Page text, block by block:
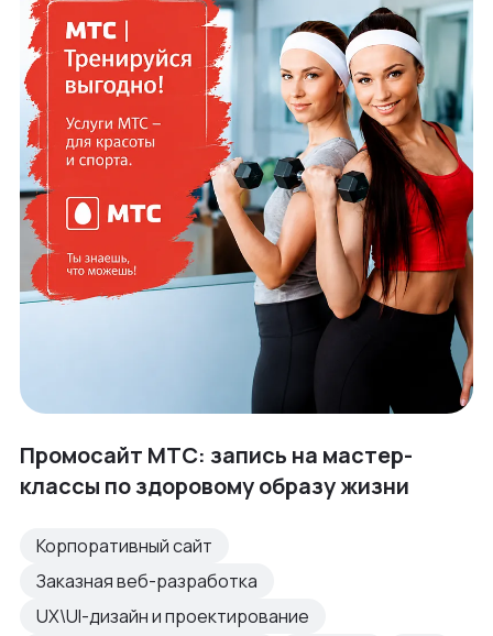
Промосайт МТС: запись на мастер-
классы по здоровому образу жизни
Корпоративный сайт
Заказная веб-разработка
UX\UI-дизайн и проектирование